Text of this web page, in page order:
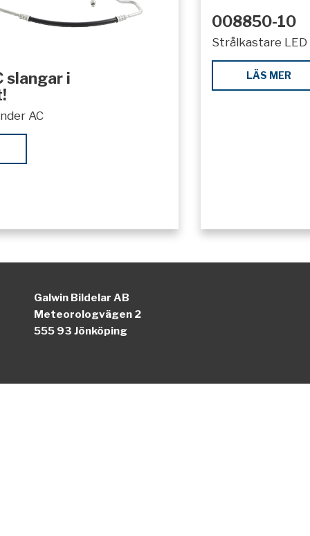
slangar i
AC
008850-10
Strålkastare LED
LÄS MER
Galwin Bildelar AB
Meteorologvägen 2
555 93 Jönköping